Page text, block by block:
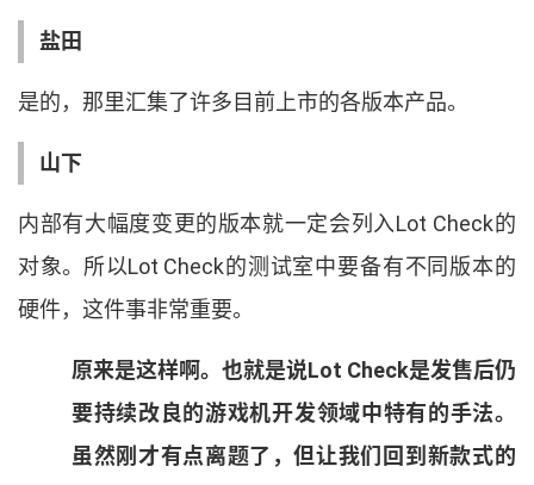
盐田
是的， 那里汇集了许多目前上市的各版本产品。
山下
内部有大幅度变更的版本就一定会列入Lot Check的
对象。 所以Lot Check的测试室中要备有不同版本的
硬件， 这件事非常重要。
原来是这样啊。 也就是说Lot Check是发售后仍
要持续改良的游戏机开发领域中特有的手法。
虽然刚才有点离题了 ， 但让我们回到新款式的